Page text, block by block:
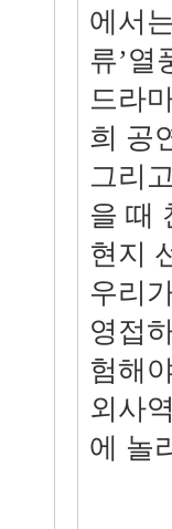
에서
류’열
드라
희 공
그리
을 때
현지
우리
영접
험해
외사
에 놀